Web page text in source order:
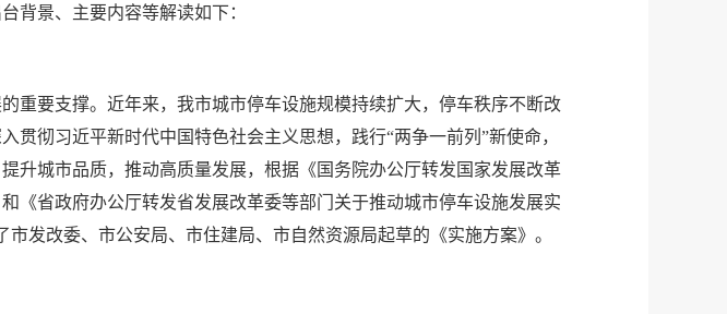
背景、主要内容等解读如下：
重要支撑。近年来，我市城市停车设施规模持续扩大，停车秩序不断改
彻习近平新时代中国特色社会主义思想，践行“两争一前列”新使命，
升城市品质，推动高质量发展，根据《国务院办公厅转发国家发展改革
《省政府办公厅转发省发展改革委等部门关于推动城市停车设施发展实
发改委、市公安局、市住建局、市自然资源局起草的《实施方案》。